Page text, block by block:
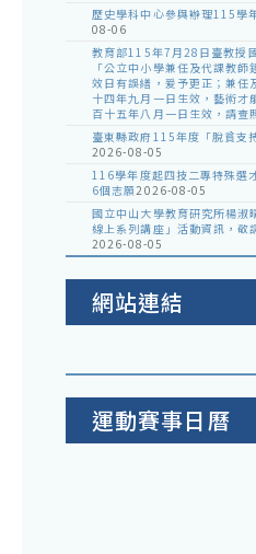
歷史學科中心參與辦理115學
08-06
教育部115年7月28日臺教授
「公立中小學兼任及代課教
效日有誤繕，爰予更正；兼任
十四年九月一日生效，藝術
百十五年八月一日生效，請查
臺東縣政府115年度「脫貧支
2026-08-05
116學年度起四技二專特殊選
6個志願2026-08-05
國立中山大學教育研究所楊淑
線上系列講座」活動資訊，敬
2026-08-05
網站連結
運動賽事日曆